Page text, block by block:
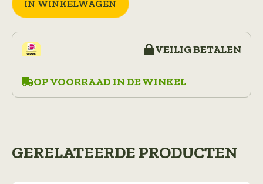
US
#7063
1183
aantal
IN WINKELWAGEN
VEILIG BETALEN
OP VOORRAAD IN DE WINKEL
GERELATEERDE PRODUCTEN